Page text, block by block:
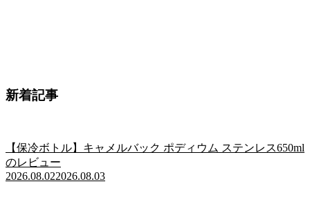
新着記事
【保冷ボトル】キャメルバック ポディウム ステンレス650ml
のレビュー
2026.08.022026.08.03